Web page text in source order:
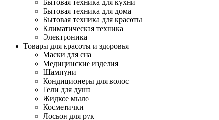
Бытовая техника для кухни
Бытовая техника для дома
Бытовая техника для красоты
Климатическая техника
Электроника
Товары для красоты и здоровья
Маски для сна
Медицинские изделия
Шампуни
Кондиционеры для волос
Гели для душа
Жидкое мыло
Косметички
Лосьон для рук